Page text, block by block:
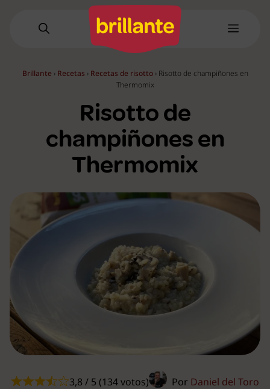
Menú
Brillante › Recetas › Recetas de risotto› Risotto de champiñones en
Thermomix
Risotto de
champiñones en
Thermomix
3,8 / 5 (134 votos) Por Daniel del Toro